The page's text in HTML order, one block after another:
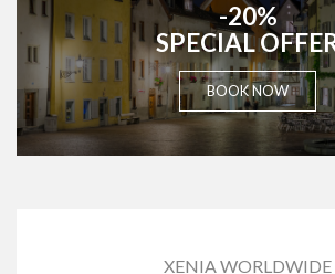
-20%
SPECIAL
BOOK NOW
XENIA WORLDWIDE